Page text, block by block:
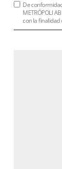
De
METRÓPOLI
con la finalidad